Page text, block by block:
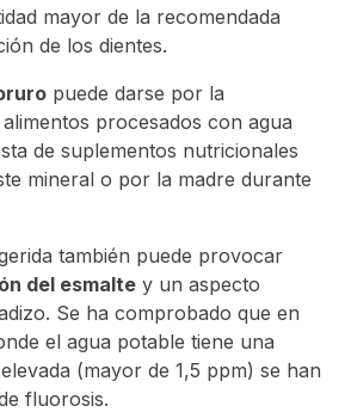
mayor de la recomendada
de los dientes.
puede darse por la
procesados con agua
de suplementos nutricionales
mineral o por la madre durante
también puede provocar
del esmalte y un aspecto
Se ha comprobado que en
el agua potable tiene una
(mayor de 1,5 ppm) se han
fluorosis.